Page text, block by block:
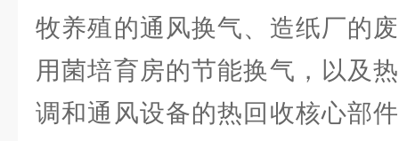
牧养殖的通风换气、造纸厂的
用菌培育房的节能换气，以及
调和通风设备的热回收核心部